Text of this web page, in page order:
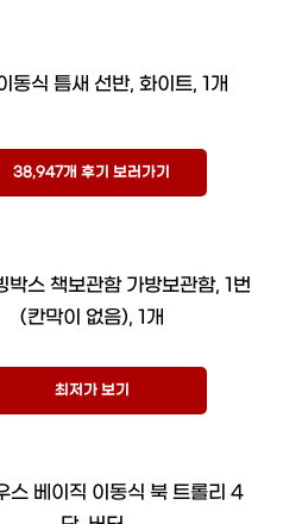
동식 틈새 선반, 화이트, 1개
38,947개 후기 보러가기
박스 책보관함 가방보관함, 1번
(칸막이 없음), 1개
최저가 보기
스 베이직 이동식 북 트롤리 4